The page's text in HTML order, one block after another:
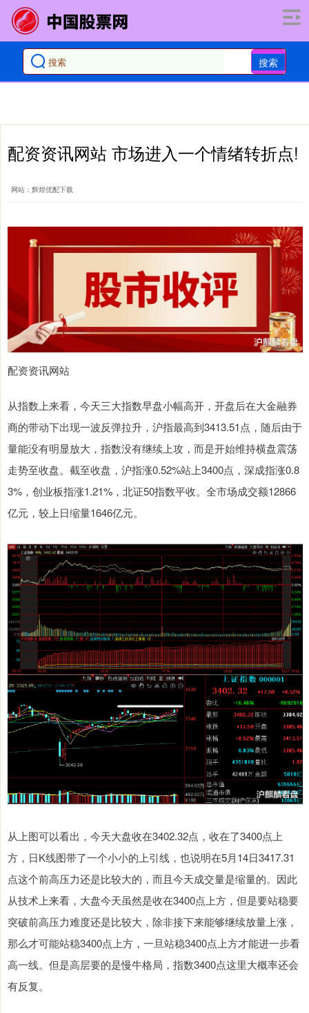
搜索
配资资讯网站 市场进入一个情绪转折点!
网站：辉煌优配下载
配资资讯网站
从指数上来看，今天三大指数早盘小幅高开，开盘后在大金融券
商的带动下出现一波反弹拉升，沪指最高到3413.51点，随后由于
量能没有明显放大，指数没有继续上攻，而是开始维持横盘震荡
走势至收盘。截至收盘，沪指涨0.52%站上3400点，深成指涨0.8
3%，创业板指涨1.21%，北证50指数平收。全市场成交额12866
亿元，较上日缩量1646亿元。
从上图可以看出，今天大盘收在3402.32点，收在了3400点上
方，日K线图带了一个小小的上引线，也说明在5月14日3417.31
点这个前高压力还是比较大的，而且今天成交量是缩量的。因此
从技术上来看，大盘今天虽然是收在3400点上方，但是要站稳要
突破前高压力难度还是比较大，除非接下来能够继续放量上涨，
那么才可能站稳3400点上方，一旦站稳3400点上方才能进一步看
高一线。但是高层要的是慢牛格局，指数3400点这里大概率还会
有反复。